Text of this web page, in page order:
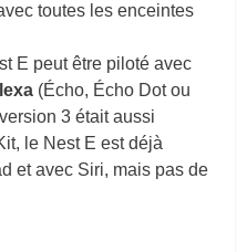
toutes les enceintes
E peut être piloté avec
(Écho, Écho Dot ou
3 était aussi
le Nest E est déjà
et avec Siri, mais pas de